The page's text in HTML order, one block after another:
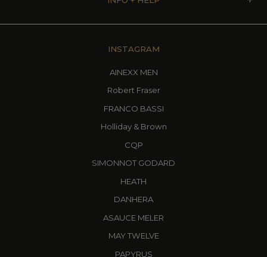
INSTAGRAM
AINEXX MEN
Robert Fraser
FRANCO BASSI
Holliday & Brown
CQP
SIMONNOT GODARD
HEATH
DANHERA
ASAUCE MELER
MAY TWELVE
PAPYRUS